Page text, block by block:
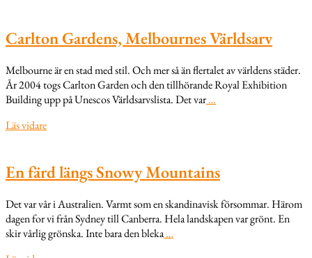
Carlton Gardens, Melbournes Världsarv
Melbourne är en stad med stil. Och mer så än flertalet av världens städer.
År 2004 togs Carlton Garden och den tillhörande Royal Exhibition
Building upp på Unescos Världsarvslista. Det var…
Läs vidare
En färd längs Snowy Mountains
Det var vår i Australien. Varmt som en skandinavisk försommar. Härom
dagen for vi från Sydney till Canberra. Hela landskapen var grönt. En
skir vårlig grönska. Inte bara den bleka…